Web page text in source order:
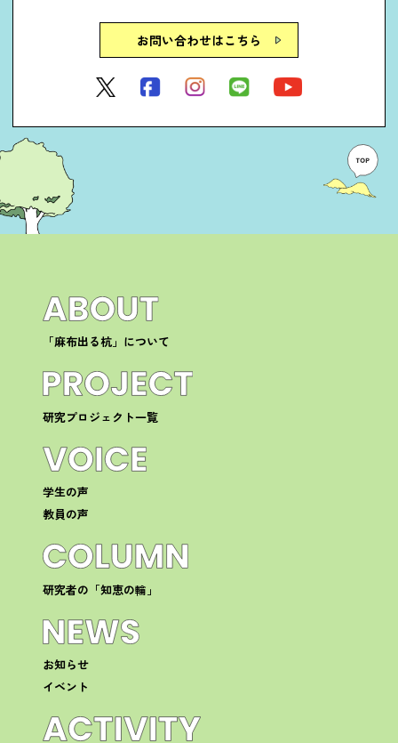
お問い合わせはこちら
「麻布出る杭」について
研究プロジェクト一覧
学生の声
教員の声
研究者の「知恵の輪」
お知らせ
イベント